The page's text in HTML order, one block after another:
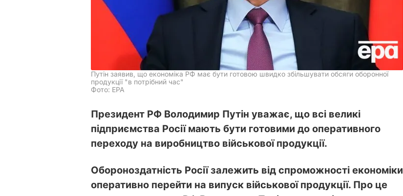
Путін заявив, що економіка РФ має бути готовою швидко збільшувати обсяги оборонної
продукції "в потрібний час"
Фото: ЕРА
Президент РФ Володимир Путін уважає, що всі великі
підприємства Росії мають бути готовими до оперативного
переходу на виробництво військової продукції.
Обороноздатність Росії залежить від спроможності економіки
оперативно перейти на випуск військової продукції. Про це